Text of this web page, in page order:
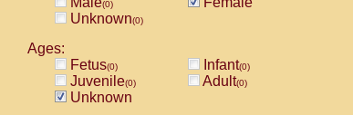
(0)
Unknown(0)
Ages:
Fetus(0) Infant(0)
Juvenile(0) Adult(0)
Unknown